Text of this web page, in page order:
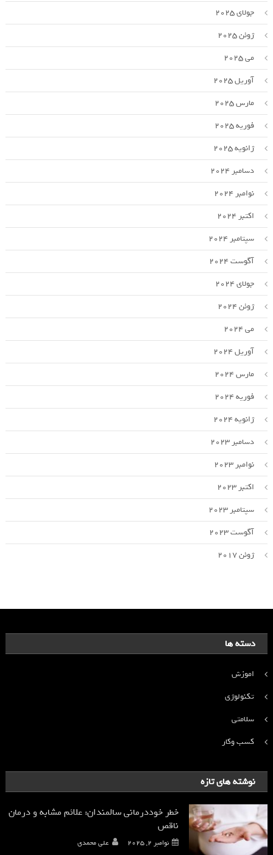
جولای 2025
ژوئن 2025
می 2025
آوریل 2025
مارس 2025
فوریه 2025
ژانویه 2025
دسامبر 2024
نوامبر 2024
اکتبر 2024
سپتامبر 2024
آگوست 2024
جولای 2024
ژوئن 2024
می 2024
آوریل 2024
مارس 2024
فوریه 2024
ژانویه 2024
دسامبر 2023
نوامبر 2023
اکتبر 2023
سپتامبر 2023
آگوست 2023
ژوئن 2017
دسته ها
اموزش
تکنولوژی
سلامتی
کسب وکار
نوشته های تازه
خطر خوددرمانی سالمندان: علائم مشابه و درمان
ناقص
نوامبر 2, 2025 علی محمدی